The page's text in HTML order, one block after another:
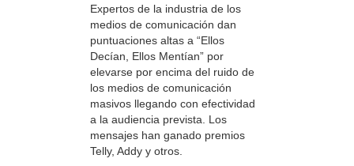
Expertos de la industria de los
medios de comunicación dan
puntuaciones altas a “Ellos
Decían, Ellos Mentían” por
elevarse por encima del ruido de
los medios de comunicación
masivos llegando con efectividad
a la audiencia prevista. Los
mensajes han ganado premios
Telly, Addy y otros.